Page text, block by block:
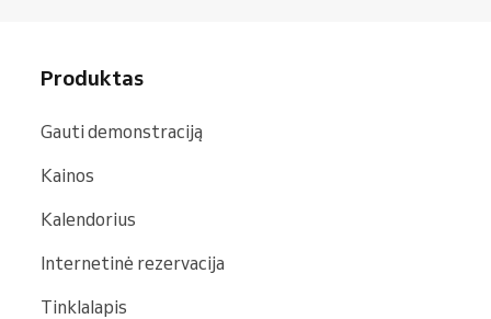
Produktas
Gauti demonstraciją
Kainos
Kalendorius
Internetinė rezervacija
Tinklalapis